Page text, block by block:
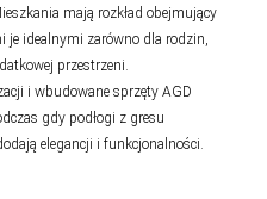
mają rozkład obejmujący
je idealnymi zarówno dla rodzin,
przestrzeni.
i wbudowane sprzęty AGD
gdy podłogi z gresu
elegancji i funkcjonalności.